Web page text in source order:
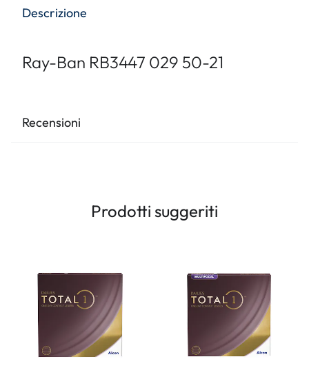
Descrizione
Ray-Ban RB3447 029 50-21
Recensioni
Prodotti suggeriti